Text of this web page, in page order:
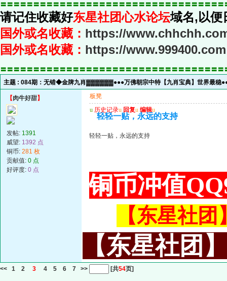
〓〓〓〓〓〓〓〓〓〓〓〓〓〓〓〓〓〓〓〓〓〓〓〓〓〓〓〓〓〓〓〓〓〓
请记住收藏好东星社团心水论坛域名,以便
国外或名收藏： https://
国外或名收藏： https://www.999400.com
〓〓〓〓〓〓〓〓〓〓〓〓〓〓〓〓〓〓〓〓〓〓〓〓〓〓〓〓〓〓〓〓〓〓
主题 : 084期：无错◆金牌九肖▓▓▓▓▓▓●●●万佛朝宗中特【九肖宝典】世界最稳
【肉牛好甜】
发帖: 1391
威望: 1392 点
铜币: 281 枚
贡献值: 0 点
好评度: 0 点
板凳
u 历史记录u 回复u 编辑u
轻轻一贴，永远的支持
轻轻一贴，永远的支持
铜币冲值
【东星社
【东星社团
<< 1 2 3 4 5 6 7 >> [共54页]